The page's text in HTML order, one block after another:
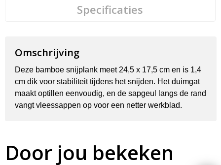
Specificaties
Omschrijving
Deze bamboe snijplank meet 24,5 x 17,5 cm en is 1,4
cm dik voor stabiliteit tijdens het snijden. Het duimgat
maakt optillen eenvoudig, en de sapgeul langs de rand
vangt vleessappen op voor een netter werkblad.
Door jou bekeken